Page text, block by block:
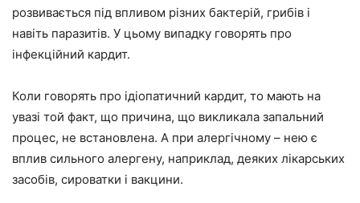
розвивається під впливом різних бактерій, грибів і
навіть паразитів. У цьому випадку говорять про
інфекційний кардит.
Коли говорять про ідіопатичний кардит, то мають на
увазі той факт, що причина, що викликала запальний
процес, не встановлена. А при алергічному – нею є
вплив сильного алергену, наприклад, деяких лікарських
засобів, сироватки і вакцини.